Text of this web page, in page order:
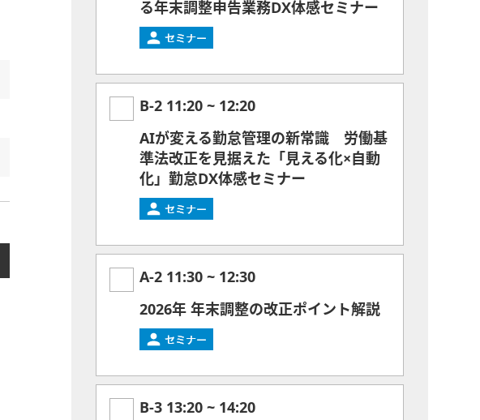
る年末調整申告業務DX体感セミナー
B-2 11:20 ~ 12:20
AIが変える勤怠管理の新常識 労働基
準法改正を見据えた「見える化×自動
化」勤怠DX体感セミナー
A-2 11:30 ~ 12:30
2026年 年末調整の改正ポイント解説
B-3 13:20 ~ 14:20